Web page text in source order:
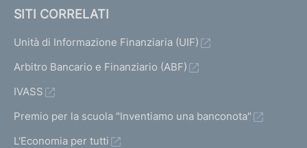
SITI CORRELATI
Unità di Informazione Finanziaria (UIF)
Arbitro Bancario e Finanziario (ABF)
IVASS
Premio per la scuola "Inventiamo una banconota"
L'Economia per tutti